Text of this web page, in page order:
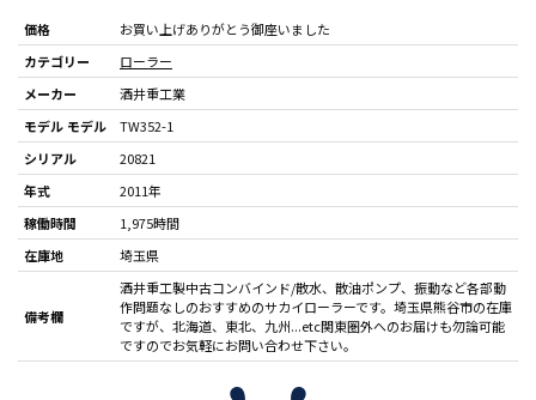
価格
お買い上げありがとう御座いました
カテゴリー
ローラー
メーカー
酒井重工業
モデル モデル
TW352-1
シリアル
20821
年式
2011年
稼働時間
1,975時間
在庫地
埼玉県
備考欄
酒井重工製中古コンバインド/散水、散油ポンプ、振動など各部動
作問題なしのおすすめのサカイローラーです。埼玉県熊谷市の在庫
ですが、北海道、東北、九州...etc関東圏外へのお届けも勿論可能
ですのでお気軽にお問い合わせ下さい。